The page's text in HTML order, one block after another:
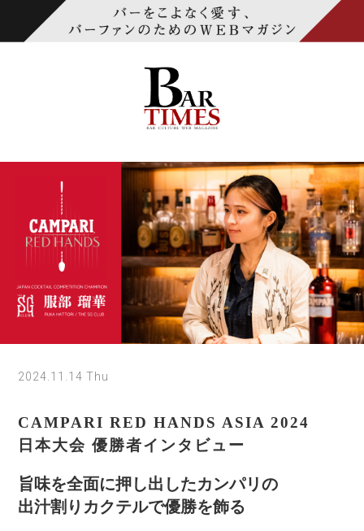
2024.11.14 Thu
CAMPARI RED HANDS ASIA 2024
日本大会 優勝者インタビュー
旨味を全面に押し出したカンパリの
出汁割りカクテルで優勝を飾る